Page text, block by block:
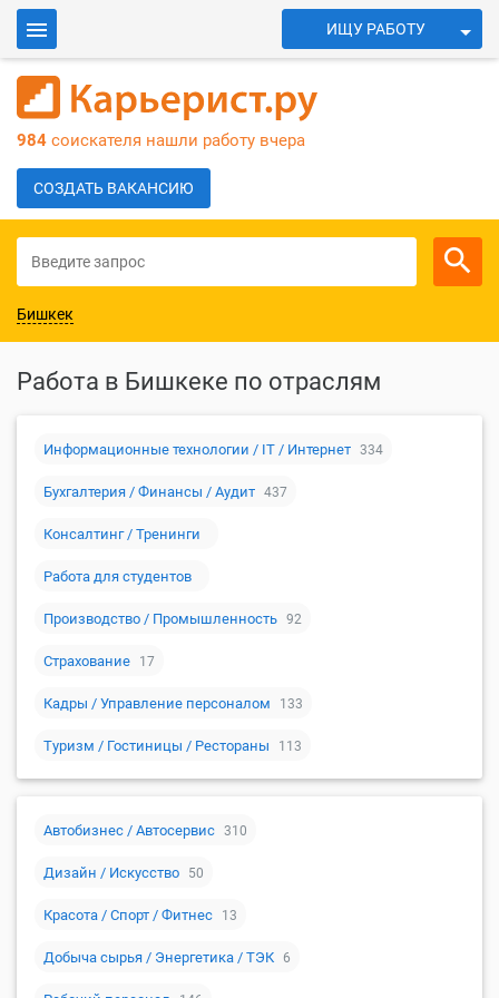
ИЩУ РАБОТУ
Войти
Для работодателей
984 соискателя нашли работу вчера
СОЗДАТЬ ВАКАНСИЮ
Бишкек
Работа в Бишкеке по отраслям
Информационные технологии / IT / Интернет 334
Бухгалтерия / Финансы / Аудит 437
Консалтинг / Тренинги
Работа для студентов
Производство / Промышленность 92
Страхование 17
Кадры / Управление персоналом 133
Туризм / Гостиницы / Рестораны 113
Автобизнес / Автосервис 310
Дизайн / Искусство 50
Красота / Спорт / Фитнес 13
Добыча сырья / Энергетика / ТЭК 6